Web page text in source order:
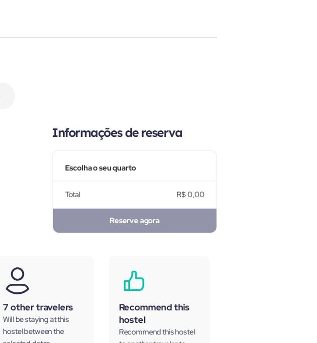
Informações de reserva
Escolha o seu quarto
Total R$ 0,00
Reserve agora
7 other travelers
Will be staying at this
hostel between the
Recommend this
hostel
Recommend this hostel